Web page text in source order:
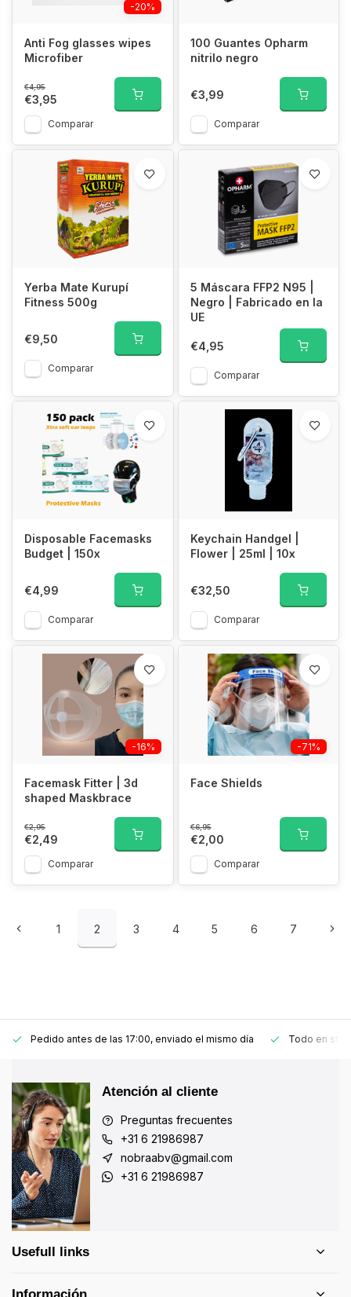
-20%
Anti Fog glasses wipes
Microfiber
€4,95
€3,95
Comparar
100 Guantes Opharm
nitrilo negro
€3,99
Comparar
Yerba Mate Kurupí
Fitness 500g
€9,50
Comparar
5 Máscara FFP2 N95 |
Negro | Fabricado en la
UE
€4,95
Comparar
Disposable Facemasks
Budget | 150x
€4,99
Comparar
Keychain Handgel |
Flower | 25ml | 10x
€32,50
Comparar
-16%
Facemask Fitter | 3d
shaped Maskbrace
€2,95
€2,49
Comparar
-71%
Face Shields
€6,95
€2,00
Comparar
1 2 3 4 5 6 7
Pedido antes de las 17:00, enviado el mismo día Todo en
Atención al cliente
Preguntas frecuentes
+31 6 21986987
nobraabv@gmail.com
+31 6 21986987
Usefull links